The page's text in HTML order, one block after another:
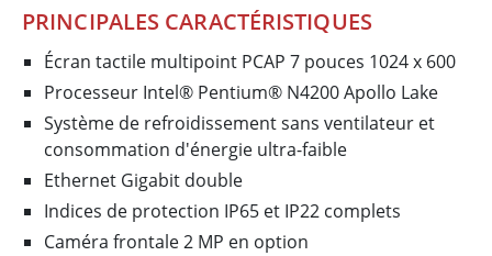
PRINCIPALES CARACTÉRISTIQUES
Écran tactile multipoint PCAP 7 pouces 1024 x 600
Processeur Intel® Pentium® N4200 Apollo Lake
Système de refroidissement sans ventilateur et
consommation d'énergie ultra-faible
Ethernet Gigabit double
Indices de protection IP65 et IP22 complets
Caméra frontale 2 MP en option